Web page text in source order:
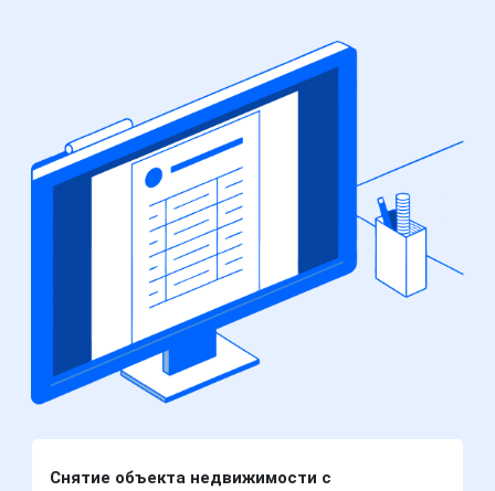
Снятие объекта недвижимости с